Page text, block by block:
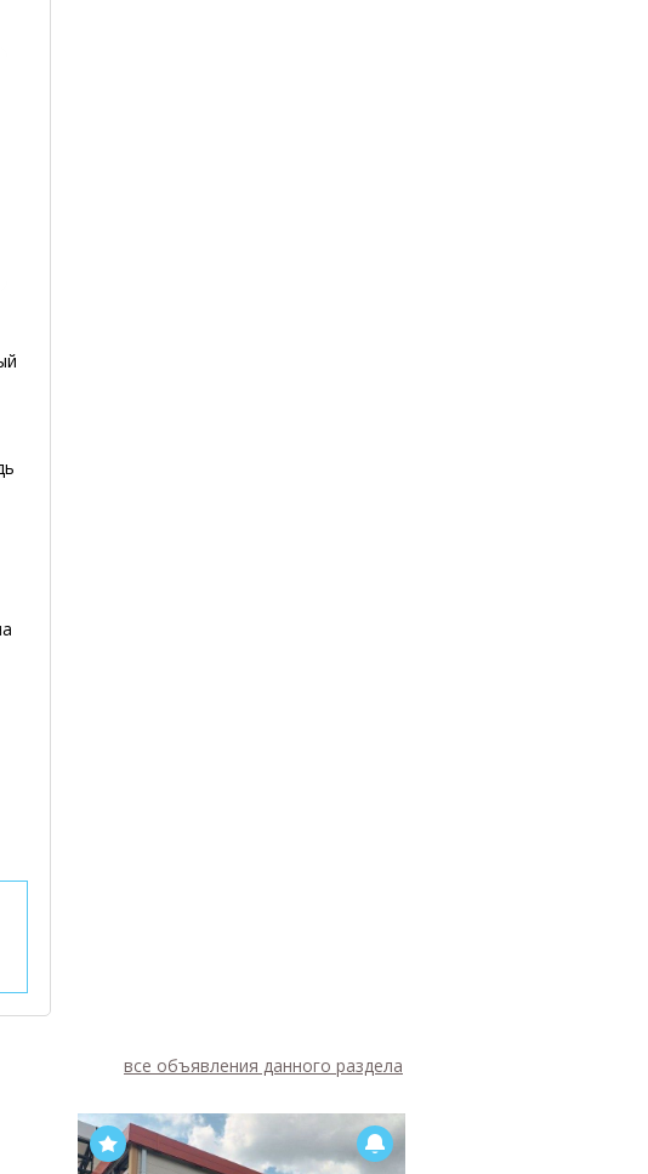
все объявления данного раздела